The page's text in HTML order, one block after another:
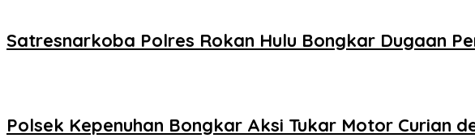
Satresnarkoba Polres Rokan Hulu Bongkar Dugaan
Polsek Kepenuhan Bongkar Aksi Tukar Motor Curian